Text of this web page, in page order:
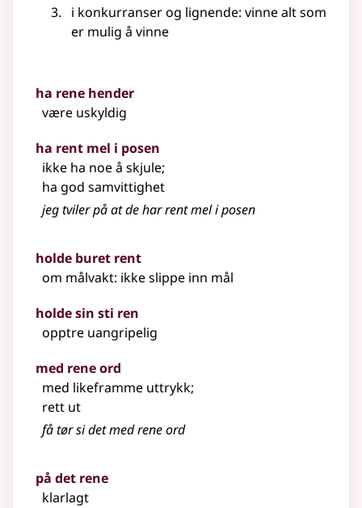
i konkurranserog lignende: vinne alt som
er mulig å vinne
ha rene hender
være uskyldig
ha rent mel i posen
ikke ha noe å skjule;
ha god samvittighet
jeg tviler på at de har rent mel i posen
holde buret rent
om målvakt: ikke slippe inn mål
holde sin sti ren
opptre uangripelig
med rene ord
med likeframme uttrykk;
rett ut
få tør si det med rene ord
på det rene
klarlagt